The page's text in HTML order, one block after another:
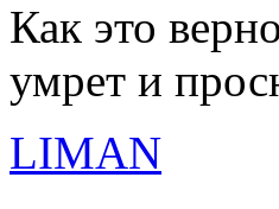
Как это
умрет и
LIMAN